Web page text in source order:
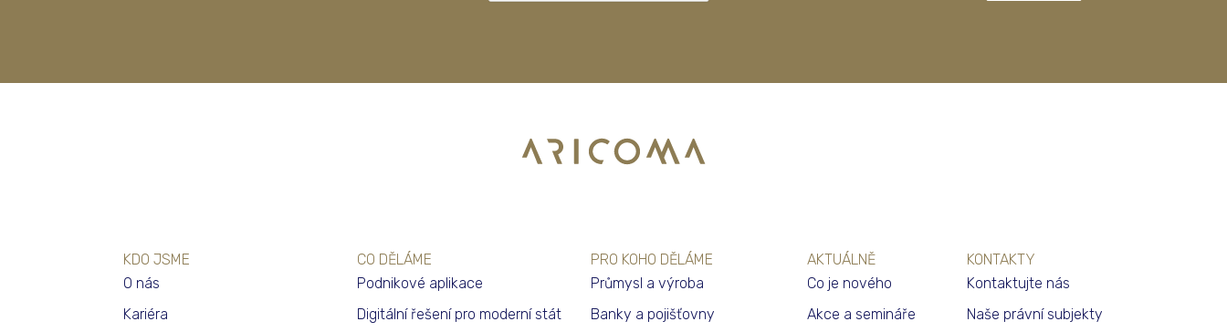
KDO JSME
O nás
Kariéra
CO DĚLÁME
Podnikové aplikace
Digitální řešení pro moderní stát
PRO KOHO DĚLÁME
Průmysl a výroba
Banky a pojišťovny
AKTUÁLNĚ
Co je nového
Akce a semináře
KONTAKTY
Kontaktujte nás
Naše právní subjekty